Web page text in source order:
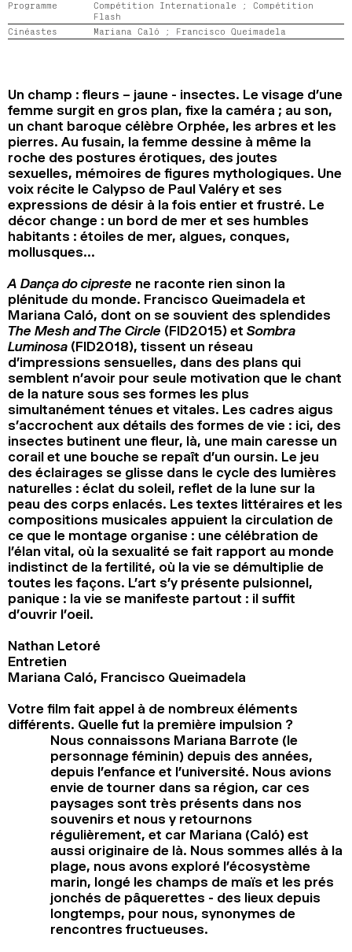
2024
2022
2018
Programme
Compétition Internationale ; Compétition
Flash
Cinéastes
Mariana Caló ; Francisco Queimadela
Un champ : fleurs – jaune - insectes. Le visage d’une
femme surgit en gros plan, fixe la caméra ; au son,
un chant baroque célèbre Orphée, les arbres et les
pierres. Au fusain, la femme dessine à même la
roche des postures érotiques, des joutes
sexuelles, mémoires de figures mythologiques. Une
voix récite le Calypso de Paul Valéry et ses
expressions de désir à la fois entier et frustré. Le
décor change : un bord de mer et ses humbles
habitants : étoiles de mer, algues, conques,
mollusques…
A Dança do cipreste ne raconte rien sinon la
plénitude du monde. Francisco Queimadela et
Mariana Caló, dont on se souvient des splendides
The Mesh and The Circle (FID2015) et Sombra
Luminosa (FID2018), tissent un réseau
d’impressions sensuelles, dans des plans qui
semblent n’avoir pour seule motivation que le chant
de la nature sous ses formes les plus
simultanément ténues et vitales. Les cadres aigus
s’accrochent aux détails des formes de vie : ici, des
insectes butinent une fleur, là, une main caresse un
corail et une bouche se repaît d’un oursin. Le jeu
des éclairages se glisse dans le cycle des lumières
naturelles : éclat du soleil, reflet de la lune sur la
peau des corps enlacés. Les textes littéraires et les
compositions musicales appuient la circulation de
ce que le montage organise : une célébration de
l’élan vital, où la sexualité se fait rapport au monde
indistinct de la fertilité, où la vie se démultiplie de
toutes les façons. L’art s’y présente pulsionnel,
panique : la vie se manifeste partout : il suffit
d’ouvrir l’oeil.
Nathan Letoré
Entretien
Mariana Caló, Francisco Queimadela
Votre film fait appel à de nombreux éléments
différents. Quelle fut la première impulsion ?
Nous connaissons Mariana Barrote (le
personnage féminin) depuis des années,
depuis l’enfance et l’université. Nous avions
envie de tourner dans sa région, car ces
paysages sont très présents dans nos
souvenirs et nous y retournons
régulièrement, et car Mariana (Caló) est
aussi originaire de là. Nous sommes allés à la
plage, nous avons exploré l’écosystème
marin, longé les champs de maïs et les prés
jonchés de pâquerettes - des lieux depuis
longtemps, pour nous, synonymes de
rencontres fructueuses.